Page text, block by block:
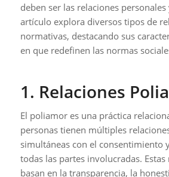
deben ser las relaciones
artículo explora diversos tipos de
normativas, destacando sus
en que redefinen las normas
1. Relaciones
El poliamor es una práctica
personas tienen múltiples
simultáneas con el consentimiento
todas las partes involucradas. Estas
basan en la transparencia, la